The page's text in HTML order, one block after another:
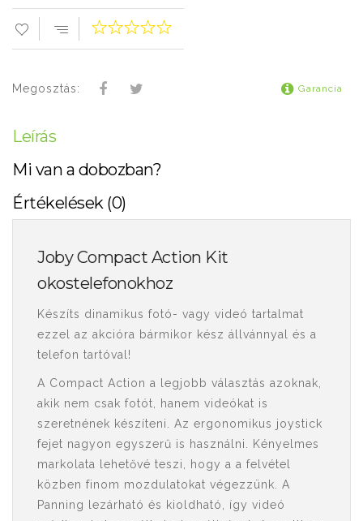
Megosztás: Garancia
Leírás
Mi van a dobozban?
Értékelések (0)
Joby Compact Action Kit
okostelefonokhoz
Készíts dinamikus fotó- vagy videó tartalmat
ezzel az akcióra bármikor kész állvánnyal és a
telefon tartóval!
A Compact Action a legjobb választás azoknak,
akik nem csak fotót, hanem videókat is
szeretnének készíteni. Az ergonomikus joystick
fejet nagyon egyszerű is használni. Kényelmes
markolata lehetővé teszi, hogy a a felvétel
közben finom mozdulatokat végezzünk. A
Panning lezárható és kioldható, így videó